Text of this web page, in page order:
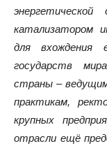
катализатором
для
государств
страны –
практикам,
крупных
отрасли ещё